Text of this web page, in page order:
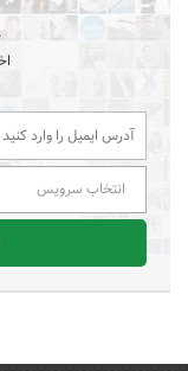
انتخاب سرویس